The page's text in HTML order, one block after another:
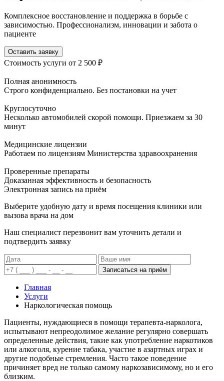
Комплексное восстановление и поддержка в борьбе с
зависимостью. Профессионализм, инновации и забота о
пациенте
Оставить заявку
Стоимость услуги от 2 500 ₽
Полная анонимность
Строго конфиденциально. Без постановки на учет
Круглосуточно
Несколько автомобилей скорой помощи. Приезжаем за 30
минут
Медицинские лицензии
Работаем по лицензиям Министерства здравоохранения
Проверенные препараты
Доказанная эффективность и безопасность
Электронная запись на приём
Выберите удобную дату и время посещения клиники или
вызова врача на дом
Наш специалист перезвонит вам уточнить детали и
подтвердить заявку
Записаться на приём
Главная
Услуги
Наркологическая помощь
Пациенты, нуждающиеся в помощи терапевта-нарколога,
испытывают непреодолимое желание регулярно совершать
определенные действия, такие как употребление наркотиков
или алкоголя, курение табака, участие в азартных играх и
другие подобные стремления. Часто такое поведение
причиняет вред не только самому наркозависимому, но и его
близким.